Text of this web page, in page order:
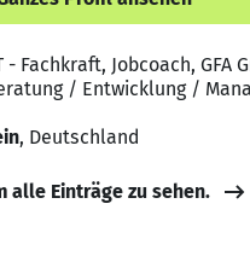
Fachkraft, Jobcoach, GFA
/ Entwicklung /
, Deutschland
alle Einträge zu sehen.